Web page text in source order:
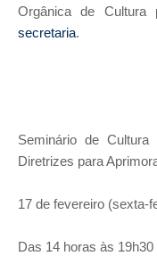
Orgânica de Cultura
secretaria.
Seminário de
Diretrizes para
17 de fevereiro (sexta-
Das 14 horas às 19h30